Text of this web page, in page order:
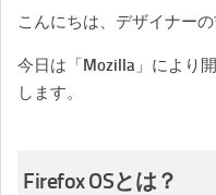
お問い合わせ
こんにちは、デザイナーの
今日は「Mozilla」により
します。
Firefox OSとは？